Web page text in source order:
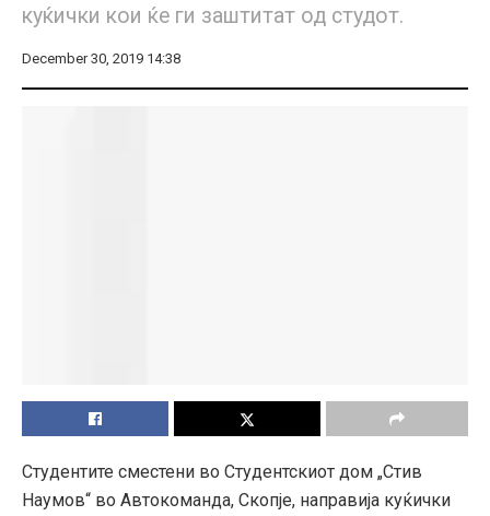
куќички кои ќе ги заштитат од студот.
December 30, 2019 14:38
Студентите сместени во Студентскиот дом „Стив
Наумов“ во Автокоманда, Скопје, направија куќички